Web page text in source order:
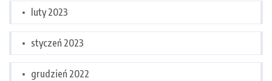
luty 2023
styczeń 2023
grudzień 2022